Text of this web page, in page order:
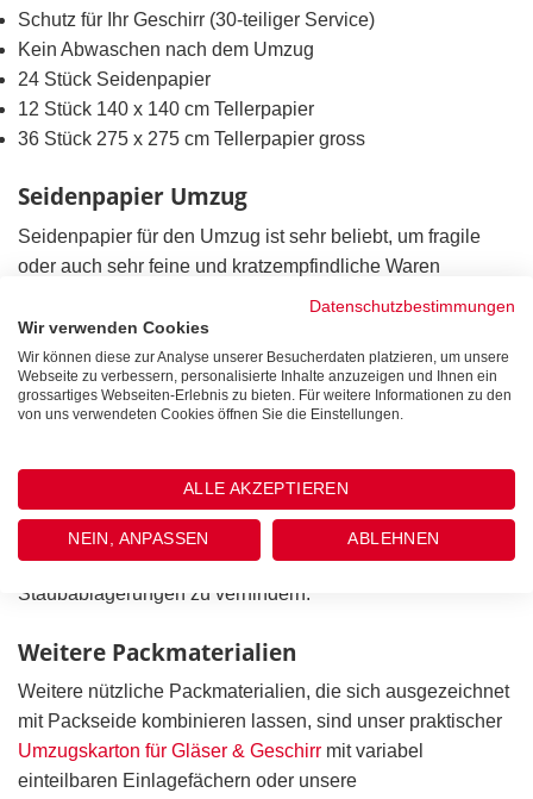
Schutz für Ihr Geschirr (30-teiliger Service)
Kein Abwaschen nach dem Umzug
24 Stück Seidenpapier
12 Stück 140 x 140 cm Tellerpapier
36 Stück 275 x 275 cm Tellerpapier gross
Seidenpapier Umzug
Seidenpapier für den Umzug ist sehr beliebt, um fragile
oder auch sehr feine und kratzempfindliche Waren
einzuschlagen. Es handelt sich bei Seidenpapier, das oft
auch als Packseide bezeichnet wird, um eine sehr weiche
Papiersorte. Neben seiner Verwendung zum Einschlagen
von Geschirr, Vasen, Gläsern oder anderen zerbrechlichen
Gegenständen, eignet es sich auch zum Auspolstern von
Zwischenlage benutzt werden, um so zum Beispiel Kratzer
an kostbaren Schmuckstücken vorzubeugen oder gegen
Verschmutzung zu schützen. Bei empfindlicher Kleidung
helfen Packseiden auch optimal um Flusen oder
Staubablagerungen zu verhindern.
Weitere Packmaterialien
Weitere nützliche Packmaterialien, die sich ausgezeichnet
mit Packseide kombinieren lassen, sind unser praktischer
Umzugskarton für Gläser & Geschirr mit variabel
einteilbaren Einlagefächern oder unsere
Datenschutzbestimmungen
Wir verwenden Cookies
Wir können diese zur Analyse unserer Besucherdaten platzieren, um unsere
Webseite zu verbessern, personalisierte Inhalte anzuzeigen und Ihnen ein
grossartiges Webseiten-Erlebnis zu bieten. Für weitere Informationen zu den
von uns verwendeten Cookies öffnen Sie die Einstellungen.
ALLE AKZEPTIEREN
NEIN, ANPASSEN ABLEHNEN